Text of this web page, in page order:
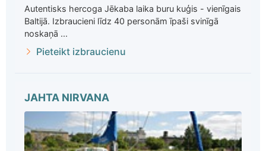
Autentisks hercoga Jēkaba laika buru kuģis - vienīgais
Baltijā. Izbraucieni līdz 40 personām īpaši svinīgā
noskaņā ...
Pieteikt izbraucienu
JAHTA NIRVANA